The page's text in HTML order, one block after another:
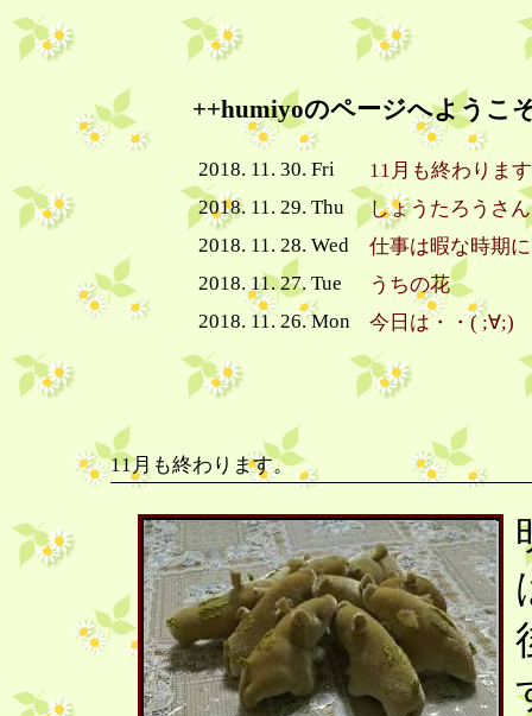
++humiyoのページへようこ
2018. 11. 30. Fri
11月も終わりま
2018. 11. 29. Thu
しょうたろうさ
2018. 11. 28. Wed
仕事は暇な時期
2018. 11. 27. Tue
うちの花
2018. 11. 26. Mon
今日は・・( ;∀;)
11月も終わります。